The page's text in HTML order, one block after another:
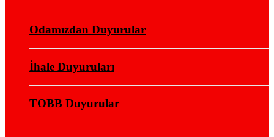
Odamızdan Duyurular
İhale Duyuruları
TOBB Duyurular